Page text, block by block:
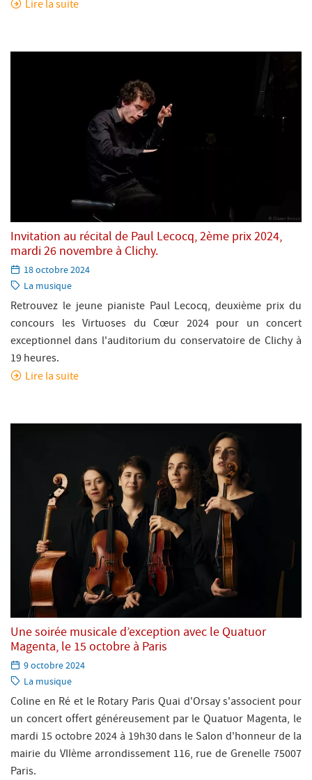
Lire la suite
Invitation au récital de Paul Lecocq, 2ème prix 2024,
mardi 26 novembre à Clichy.
Paru
le:
18 octobre 2024
Catégorie:
La musique
Retrouvez le jeune pianiste Paul Lecocq, deuxième prix du
concours les Virtuoses du Cœur 2024 pour un concert
exceptionnel dans l'auditorium du conservatoire de Clichy à
19 heures.
Lire la suite
Une soirée musicale d’exception avec le Quatuor
Magenta, le 15 octobre à Paris
Paru
le:
9 octobre 2024
Catégorie:
La musique
Coline en Ré et le Rotary Paris Quai d'Orsay s'associent pour
un concert offert généreusement par le Quatuor Magenta, le
mardi 15 octobre 2024 à 19h30 dans le Salon d'honneur de la
mairie du VIIème arrondissement 116, rue de Grenelle 75007
Paris.